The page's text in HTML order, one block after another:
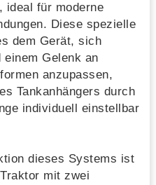
ideal für moderne
Diese spezielle
dem Gerät, sich
Gelenk an
anzupassen,
Tankanhängers durch
individuell einstellbar
dieses Systems ist
mit zwei